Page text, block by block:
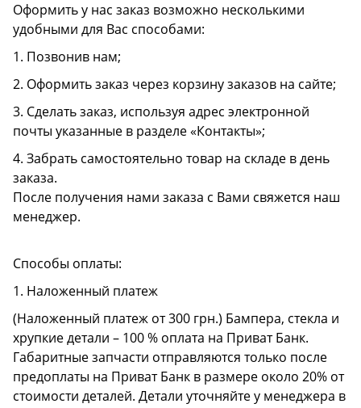
Оформить у нас заказ возможно несколькими
удобными для Вас способами:
1. Позвонив нам;
2. Оформить заказ через корзину заказов на сайте;
3. Сделать заказ, используя адрес электронной
почты указанные в разделе «Контакты»;
4. Забрать самостоятельно товар на складе в день
заказа.
После получения нами заказа с Вами свяжется наш
менеджер.
Способы оплаты:
1. Наложенный платеж
(Наложенный платеж от 300 грн.) Бампера, стекла и
хрупкие детали – 100 % оплата на Приват Банк.
Габаритные запчасти отправляются только после
предоплаты на Приват Банк в размере около 20% от
стоимости деталей. Детали уточняйте у менеджера в